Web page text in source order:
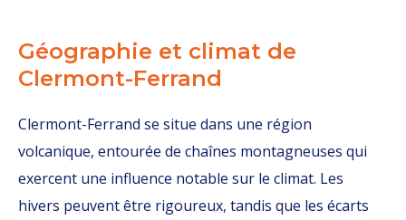
Géographie et climat de
Clermont-Ferrand
Clermont-Ferrand se situe dans une région
volcanique, entourée de chaînes montagneuses qui
exercent une influence notable sur le climat. Les
hivers peuvent être rigoureux, tandis que les écarts